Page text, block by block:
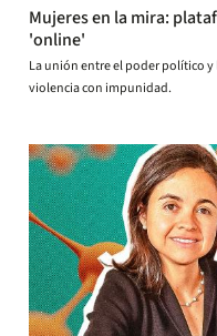
Mujeres en la mira:
'online'
La unión entre el poder político
violencia con impunidad.